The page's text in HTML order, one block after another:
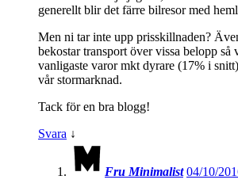
generellt blir det färre bilresor med
Men ni tar inte upp prisskillnaden?
bekostar transport över vissa belopp så
vanligaste varor mkt dyrare (17% i
vår stormarknad.
Tack för en bra blogg!
Svara ↓
Fru Minimalist 04/10/